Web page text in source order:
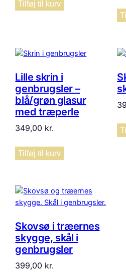
Tilføj til kurv
Lille skrin i
genbrugsler –
blå/grøn glasur
med træperle
349,00 kr.
Tilføj til kurv
Skovsø i træernes
skygge, skål i
genbrugsler
399,00 kr.